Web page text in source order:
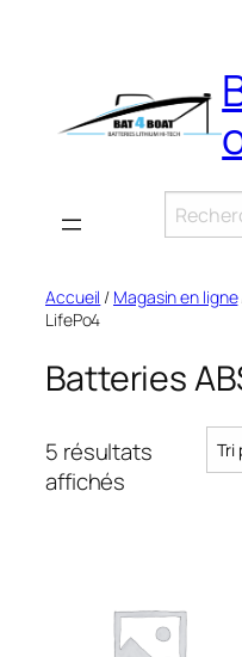
Accueil / Magasin en ligne
LifePo4
Batteries
5 résultats
affichés